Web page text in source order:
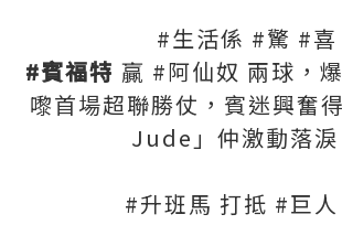
#生活係 #驚 #喜
#賓福特 贏 #阿仙奴 兩球，
嚟首場超聯勝仗，賓迷興奮
Jude」仲激動落淚
#升班馬 打抵 #巨人